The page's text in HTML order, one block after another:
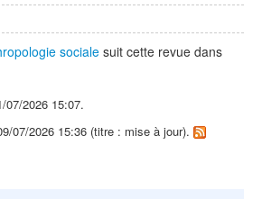
sociale suit cette revue dans
07/2026 15:07.
07/2026 15:36 (titre : mise à jour).